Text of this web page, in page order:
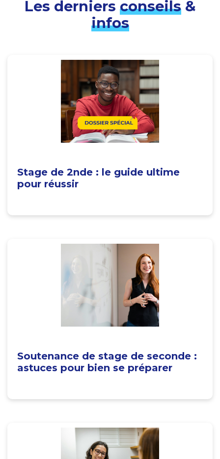
Les derniers conseils&
infos
Stage de 2nde : le guide ultime
pour réussir
Soutenance de stage de seconde :
astuces pour bien se préparer